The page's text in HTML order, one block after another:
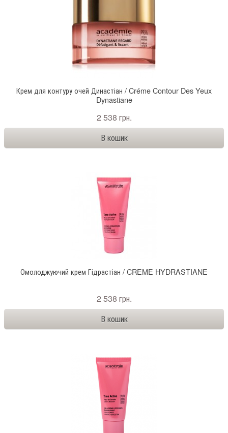
Крем для контуру очей Династіан / Créme Contour Des Yeux
Dynastiane
2 538 грн.
Омолоджуючий крем Гідрастіан / CREME HYDRASTIANE
2 538 грн.